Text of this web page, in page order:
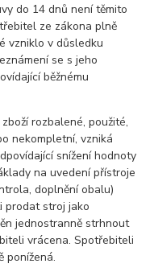
do 14 dnů není těmito
ze zákona plně
vzniklo v důsledku
se s jeho
běžnému
rozbalené, použité,
nekompletní, vzniká
snížení hodnoty
na uvedení přístroje
doplnění obalu)
prodat stroj jako
jednostranně strhnout
vrácena. Spotřebiteli
ponížená.